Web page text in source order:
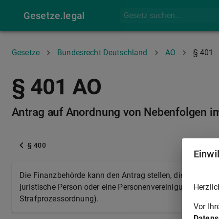
Gesetze.legal
Gesetze Bundesrecht Deutschland AO § 401
§ 401 AO
Antrag auf Anordnung von Nebenfolgen
§ 400
Die Finanzbehörde kann den Antrag stellen, die
juristische Person oder eine Personenvereinigung
Strafprozessordnung).
Vor